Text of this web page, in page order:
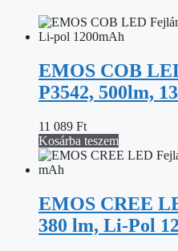
EMOS COB
P3542, 500lm,
11 089 Ft
Kosárba teszem
EMOS CREE
380 lm, Li-Pol